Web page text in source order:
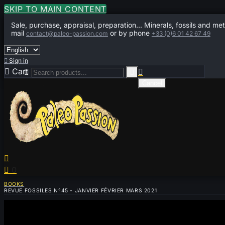
SKIP TO MAIN CONTENT
Sale, purchase, appraisal, preparation... Minerals, fossils and
mail contact@paleo-passion.com or by phone +33 (0)6 01 42 67 49
 Sign in
 Cart 0


 
BOOKS
REVUE FOSSILES N°45 - JANVIER FÉVRIER MARS 2021